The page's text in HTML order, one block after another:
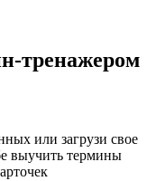
тренажером
или загрузи свое
выучить термины